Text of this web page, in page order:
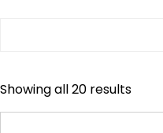
Showing all 20 results